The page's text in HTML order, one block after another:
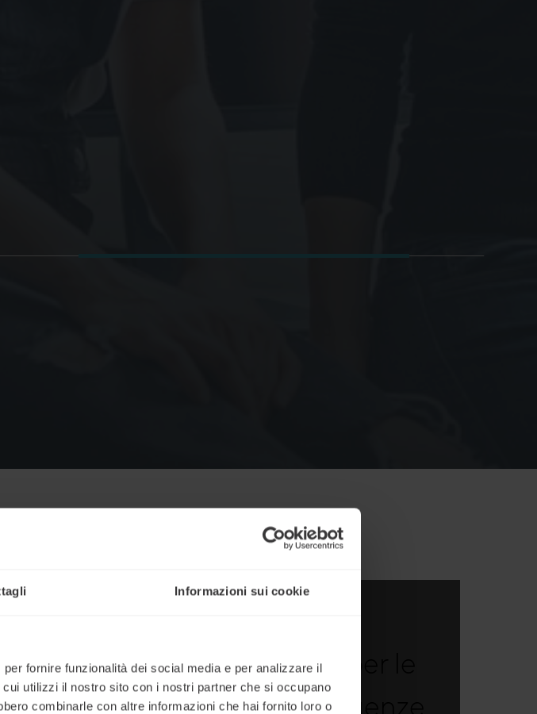
Informazioni sui cookie
fornire funzionalità dei social media e per analizzare il
utilizzi il nostro sito con i nostri partner che si occupano
combinarle con altre informazioni che hai fornito loro o
esigenze della tua
Soluzioni per le
diverse esigenze